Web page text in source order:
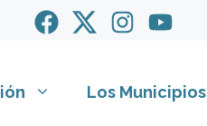
Los Municipios